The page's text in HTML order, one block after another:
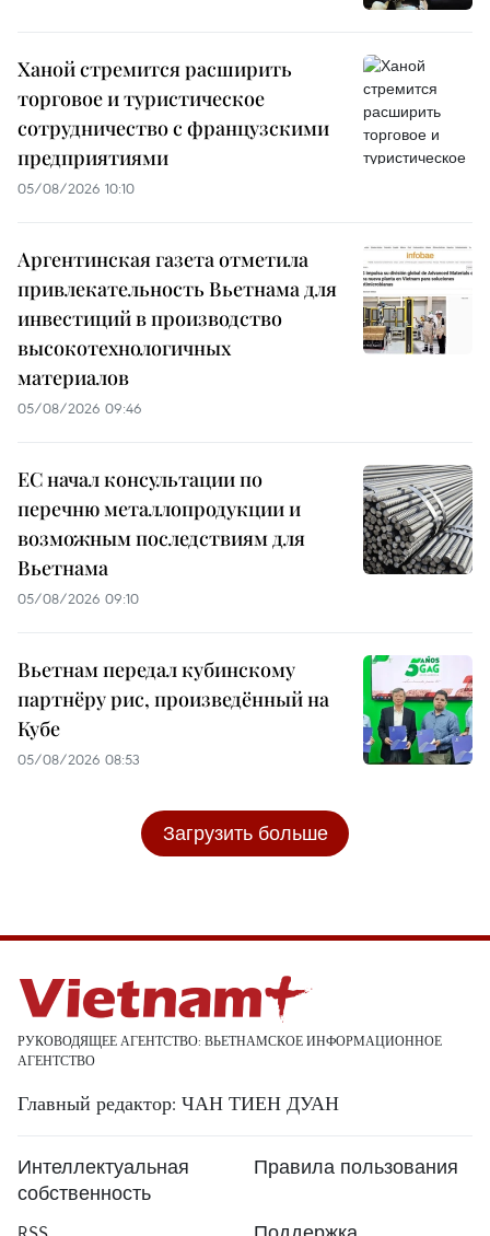
Ханой стремится расширить
торговое и туристическое
сотрудничество с французскими
предприятиями
05/08/2026 10:10
Аргентинская газета отметила
привлекательность Вьетнама для
инвестиций в производство
высокотехнологичных
материалов
05/08/2026 09:46
ЕС начал консультации по
перечню металлопродукции и
возможным последствиям для
Вьетнама
05/08/2026 09:10
Вьетнам передал кубинскому
партнёру рис, произведённый на
Кубе
05/08/2026 08:53
Загрузить больше
РУКОВОДЯЩЕЕ АГЕНТСТВО: ВЬЕТНАМСКОЕ ИНФОРМАЦИОННОЕ
АГЕНТСТВО
Главный редактор: ЧАН ТИЕН ДУАН
Интеллектуальная
собственность
Правила пользования